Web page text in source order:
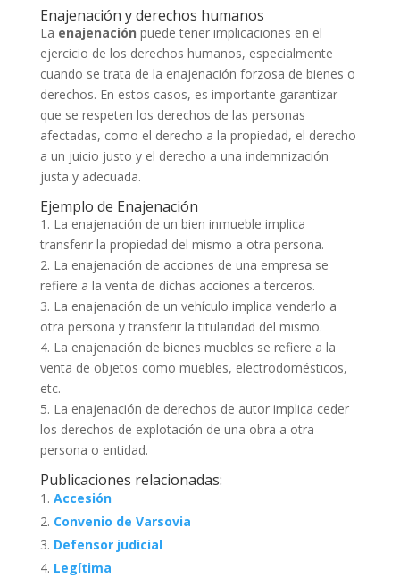
Enajenación y derechos humanos
La enajenación puede tener implicaciones en el
ejercicio de los derechos humanos, especialmente
cuando se trata de la enajenación forzosa de bienes o
derechos. En estos casos, es importante garantizar
que se respeten los derechos de las personas
afectadas, como el derecho a la propiedad, el derecho
a un juicio justo y el derecho a una indemnización
justa y adecuada.
Ejemplo de Enajenación
1. La enajenación de un bien inmueble implica
transferir la propiedad del mismo a otra persona.
2. La enajenación de acciones de una empresa se
refiere a la venta de dichas acciones a terceros.
3. La enajenación de un vehículo implica venderlo a
otra persona y transferir la titularidad del mismo.
4. La enajenación de bienes muebles se refiere a la
venta de objetos como muebles, electrodomésticos,
etc.
5. La enajenación de derechos de autor implica ceder
los derechos de explotación de una obra a otra
persona o entidad.
Publicaciones relacionadas:
Accesión
Convenio de Varsovia
Defensor judicial
Legítima